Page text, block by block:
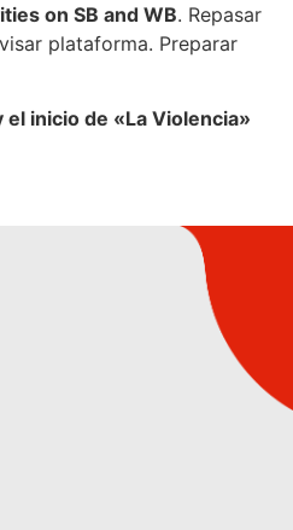
on SB and WB. Repasar
plataforma. Preparar
el inicio de «La Violencia»